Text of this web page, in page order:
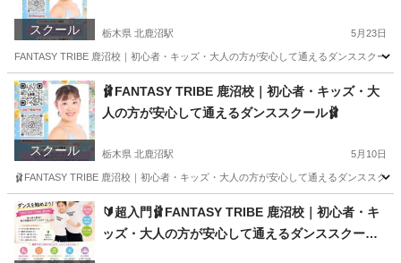
スクール 栃木県 北鹿沼駅 5月23日
FANTASY TRIBE 鹿沼校｜初心者・キッズ・大人の方が安心して通えるダンススクー
栃木 鹿沼市 ジャズダンス 初心者
スクール
🩰FANTASY TRIBE 鹿沼校｜初心者・キッズ・大
人の方が安心して通えるダンススクール🩰
栃木県 北鹿沼駅 5月10日
🩰FANTASY TRIBE 鹿沼校｜初心者・キッズ・大人の方が安心して通えるダンススク
栃木 鹿沼市 北鹿沼駅
🔰超入門🩰FANTASY TRIBE 鹿沼校｜初心者・キ
ッズ・大人の方が安心して通えるダンススクール